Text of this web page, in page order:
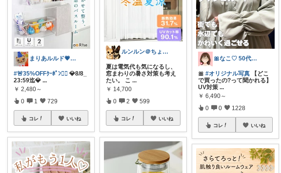
まりあルルド💗ご購入感謝です💗
#🚨35%OFFｸｰﾎﾟﾝ❤️‍🔥 💎8/8_
23:59迄💎 ...
￥ 2,480～
0 1 729
コレ いいね
ルンルン＠ちょいラク暮らし
夏は電気代も気になるし、
窓まわりの暑さ対策も考え
たい。 こ ...
￥ 14,700
0 2 599
コレ いいね
🎀なこ♡︎ 50代主婦の"買って正解"
🎀#オリジナル写真 【どこ
で買ったの?って聞かれる】
UV対策 ...
￥ 6,490～
0 0 1228
コレ いいね